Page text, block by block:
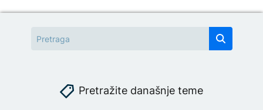
Pretražite današnje teme